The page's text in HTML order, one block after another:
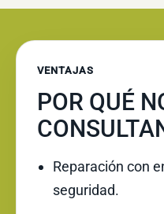
VENTAJAS
POR QUÉ
Reparación con
seguridad.